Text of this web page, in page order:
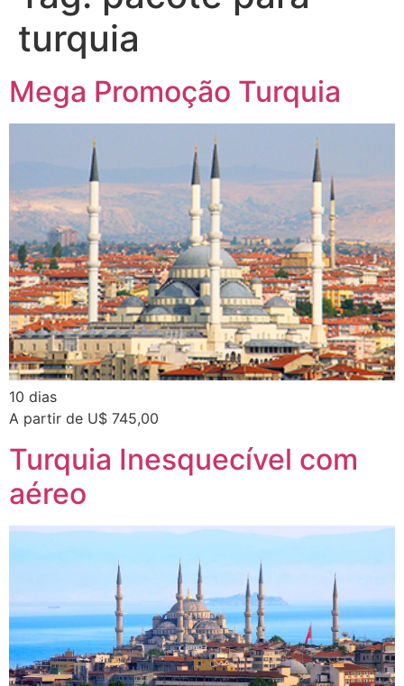
turquia
Mega Promoção Turquia
10 dias
A partir de U$ 745,00
Turquia Inesquecível com
aéreo